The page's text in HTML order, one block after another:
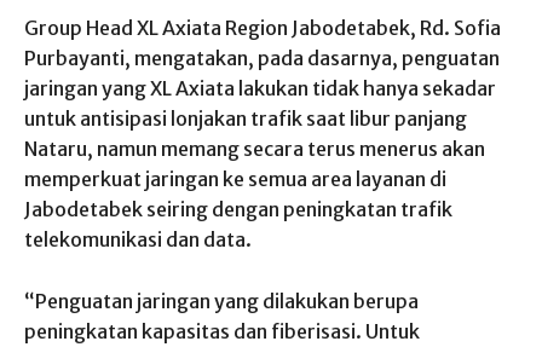
Group Head XL Axiata Region Jabodetabek, Rd. Sofia
Purbayanti, mengatakan, pada dasarnya, penguatan
jaringan yang XL Axiata lakukan tidak hanya sekadar
untuk antisipasi lonjakan trafik saat libur panjang
Nataru, namun memang secara terus menerus akan
memperkuat jaringan ke semua area layanan di
Jabodetabek seiring dengan peningkatan trafik
telekomunikasi dan data.
“Penguatan jaringan yang dilakukan berupa
peningkatan kapasitas dan fiberisasi. Untuk